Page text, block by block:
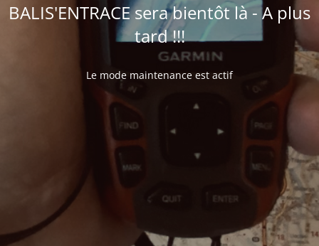
BALIS'ENTRACE sera bientôt là - A plus
tard !!!
Le mode maintenance est actif